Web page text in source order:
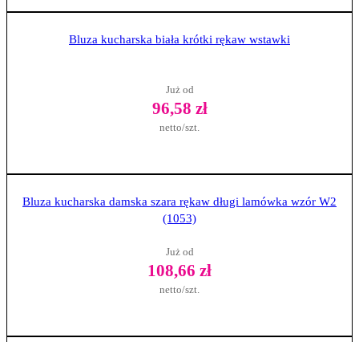
Bluza kucharska biała krótki rękaw wstawki
Już od
96,58 zł
netto/szt.
Bluza kucharska damska szara rękaw długi lamówka wzór W2
(1053)
Już od
108,66 zł
netto/szt.